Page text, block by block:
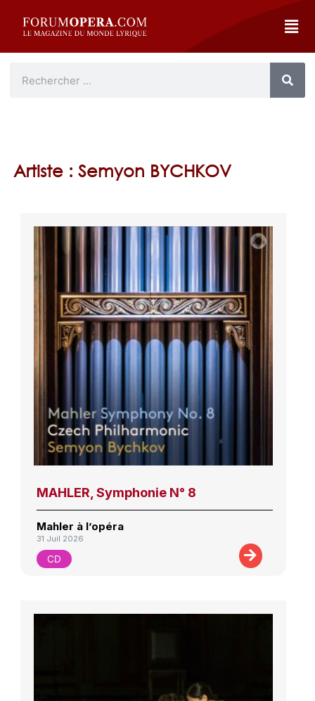
Artiste : Semyon BYCHKOV
MAHLER, Symphonie N° 8
Mahler à l’opéra
31 Juil 2026
CD